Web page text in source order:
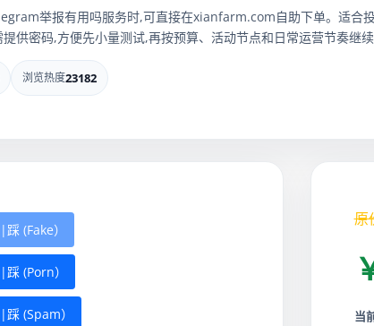
举报有用吗服务时,可直接在xianfarm.com自助下单。适合
供密码,方便先小量测试,再按预算、活动节点和日常运营节奏继
浏览热度23182
(Fake）
(Porn）
(Spam）
原
当